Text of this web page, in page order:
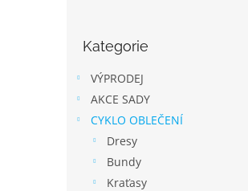
kategorie
Kategorie
VÝPRODEJ
AKCE SADY
CYKLO OBLEČENÍ
Dresy
Bundy
Kraťasy